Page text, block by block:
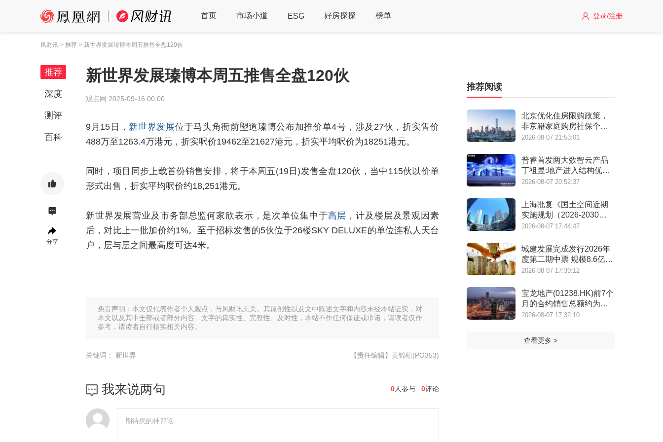
首页 市场小道 ESG 好房探探 榜单 登录/注册
风财讯 > 推荐 > 新世界发展瑧博本周五推售全盘120伙
推荐
深度
测评
百科
分享
新世界发展瑧博本周五推售全盘120伙
观点网 2025-09-16 00:00
9月15日， 新世界发展位于马头角衙前塱道瑧博公布加推价单4号，涉及27伙，折实售价
488万至1263.4万港元，折实呎价19462至21627港元，折实平均呎价为18251港元。
同时，项目同步上载首份销售安排，将于本周五(19日)发售全盘120伙，当中115伙以价单
形式出售，折实平均呎价约18,251港元。
新世界发展营业及市务部总监何家欣表示，是次单位集中于高层 ，计及楼层及景观因素
后，对比上一批加价约1%。至于招标发售的5伙位于26楼SKY DELUXE的单位连私人天台
户，层与层之间最高度可达4米。
免责声明：本文仅代表作者个人观点，与风财讯无关。其原创性以及文中陈述文字和内容未经本站证实，对
本文以及其中全部或者部分内容、文字的真实性、完整性、及时性，本站不作任何保证或承诺，请读者仅作
参考，请读者自行核实相关内容。
关键词： 新世界 【责任编辑】黄锦植(PO353)
我来说两句 0人参与 0评论
推荐阅读
北京优化住房限购政策，
非京籍家庭购房社保个税
缴纳年限下调为一年
2026-08-07 21:53:01
普睿首发两大数智云产品
丁祖昱:地产进入结构优化
阶段
2026-08-07 20:52:37
上海批复《国土空间近期
实施规划（2026-2030
年）》
2026-08-07 17:44:47
城建发展完成发行2026年
度第二期中票 规模8.6亿元
利率2.14%
2026-08-07 17:39:12
宝龙地产(01238.HK)前7个
月的合约销售总额约为
39.7亿元 同比减少7.78%
2026-08-07 17:32:10
查看更多 >